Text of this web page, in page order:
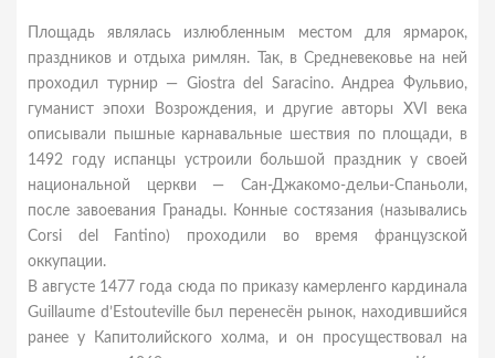
Площадь являлась излюбленным местом для ярмарок,
праздников и отдыха римлян. Так, в Средневековье на ней
проходил турнир — Giostra del Saracino. Андреа Фульвио,
гуманист эпохи Возрождения, и другие авторы XVI века
описывали пышные карнавальные шествия по площади, в
1492 году испанцы устроили большой праздник у своей
национальной церкви — Сан-Джакомо-дельи-Спаньоли,
после завоевания Гранады. Конные состязания (назывались
Corsi del Fantino) проходили во время французской
оккупации.
В августе 1477 года сюда по приказу камерленго кардинала
Guillaume d’Estouteville был перенесён рынок, находившийся
ранее у Капитолийского холма, и он просуществовал на